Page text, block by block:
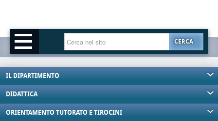
CERCA
IL DIPARTIMENTO
DIDATTICA
ORIENTAMENTO TUTORATO E TIROCINI